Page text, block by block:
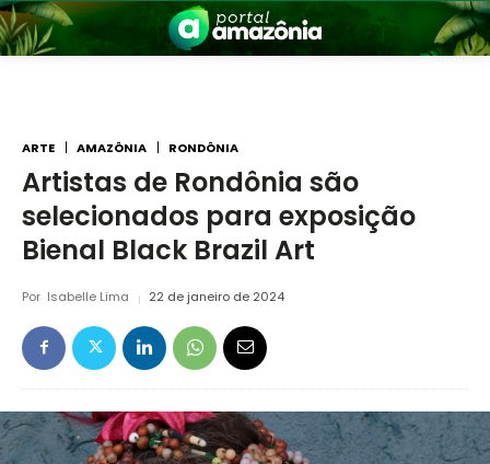
Amazônia
ARTE AMAZÔNIA RONDÔNIA
Artistas de Rondônia são
selecionados para exposição
Bienal Black Brazil Art
Por Isabelle Lima 22 de janeiro de 2024